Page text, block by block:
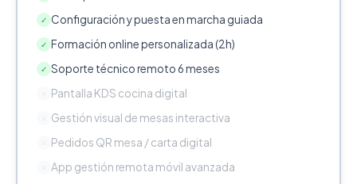
✓ Configuración y puesta en marcha guiada
✓ Formación online personalizada (2h)
✓ Soporte técnico remoto 6 meses
Pantalla KDS cocina digital
Gestión visual de mesas interactiva
Pedidos QR mesa / carta digital
App gestión remota móvil avanzada